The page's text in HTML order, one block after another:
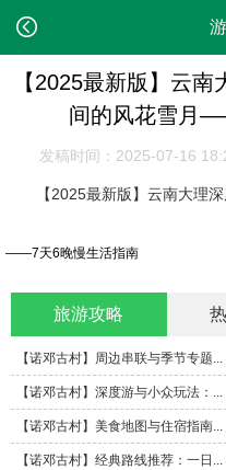
【2025最新版】云
间的风花雪月​
发稿时间：2025-07-16
【2025最新版】云南大理
——7天6晚慢生活指南
旅游攻略
【诺邓古村】周边串联与季节专题...
【诺邓古村】深度游与小众玩法：...
【诺邓古村】美食地图与住宿指南...
【诺邓古村】经典路线推荐：一日...